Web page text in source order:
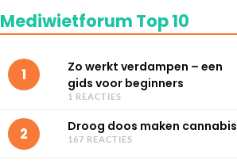
Mediwietforum Top 10
1
Zo werkt verdampen – een
gids voor beginners
1 REACTIES
2 Droog doos maken cannabis
167 REACTIES